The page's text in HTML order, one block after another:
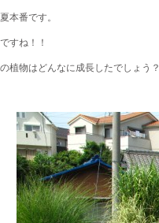
本番です。
すね！！
植物はどんなに成長したでしょう？